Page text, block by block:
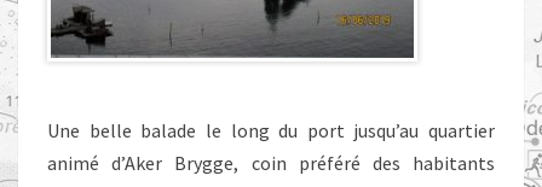
Une belle balade le long du port jusqu’au quartier
animé d’Aker Brygge, coin préféré des habitants